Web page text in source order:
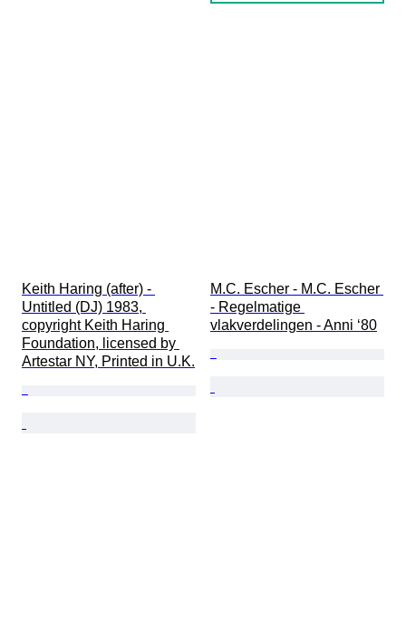
Keith Haring (after) -
Untitled (DJ) 1983,
copyright Keith Haring
Foundation, licensed by
Artestar NY, Printed in U.K.
M.C. Escher - M.C. Escher
- Regelmatige
vlakverdelingen - Anni ‘80